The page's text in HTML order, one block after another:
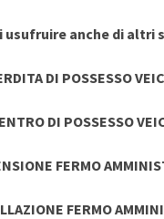
usufruire anche di altri
DI POSSESSO
DI POSSESSO
FERMO
FERMO